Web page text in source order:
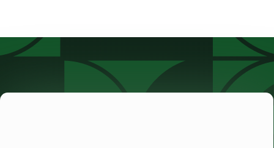
Видеотека
Пн-чт: 8:00-17:00
Пт: 8:00-16:00
Сб-Вс: выходной